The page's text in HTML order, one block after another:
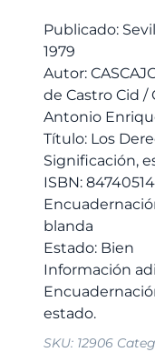
y
sistema.
cantidad
Publicado:
1979
Autor:
de Castro Cid /
Antonio
Título: Los
Significación,
ISBN:
blanda
Estado: Bien
Información
SKU: 12906